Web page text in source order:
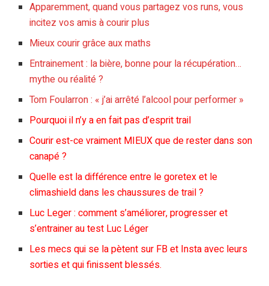
Apparemment, quand vous partagez vos runs, vous
incitez vos amis à courir plus
Mieux courir grâce aux maths
Entrainement : la bière, bonne pour la récupération…
mythe ou réalité ?
Tom Foularron : « j’ai arrêté l’alcool pour performer »
Pourquoi il n’y a en fait pas d’esprit trail
Courir est-ce vraiment MIEUX que de rester dans son
canapé ?
Quelle est la différence entre le goretex et le
climashield dans les chaussures de trail ?
Luc Leger : comment s’améliorer, progresser et
s’entrainer au test Luc Léger
Les mecs qui se la pètent sur FB et Insta avec leurs
sorties et qui finissent blessés.